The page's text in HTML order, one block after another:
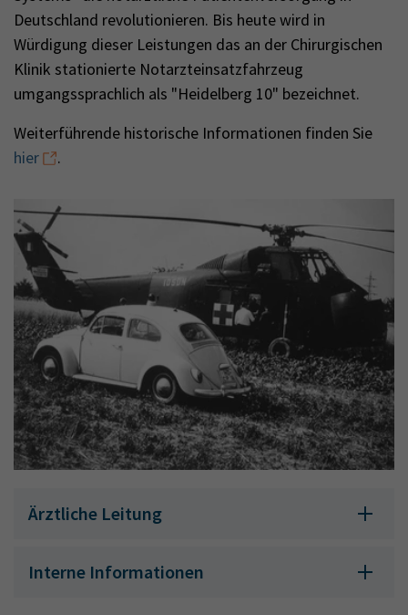
Deutschland revolutionieren. Bis heute wird in
Würdigung dieser Leistungen das an der Chirurgischen
Klinik stationierte Notarzteinsatzfahrzeug
umgangssprachlich als "Heidelberg 10" bezeichnet.
Weiterführende historische Informationen finden Sie
hier
.
Ärztliche Leitung
Interne Informationen